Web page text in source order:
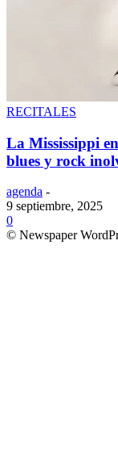
RECITALES
La Mississippi
blues y rock
agenda -
9 septiembre, 2025
0
© Newspaper